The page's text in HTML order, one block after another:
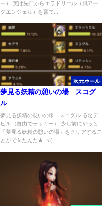
ー） 実は先日からエラドリエル（風アー
クエンジェル）を育て...
次元ホール
夢見る妖精の憩いの場 スコグ
ル
夢見る妖精の憩いの場 スコグル るなデ
ビル（自由でラッキー） 少し前にやっと
「夢見る妖精の憩いの場」をクリアするこ
とができたんだ★ ヾ(...